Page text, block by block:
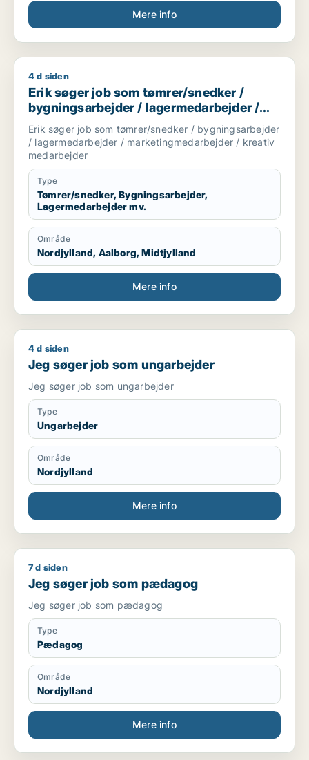
Mere info
Erik søger job som tømrer/snedker / bygningsarbejder /
4 d siden
Erik søger job som tømrer/snedker /
bygningsarbejder / lagermedarbejder /
marketingmedarbejder / kreativ
medarbejder
Erik søger job som tømrer/snedker / bygningsarbejder
/ lagermedarbejder / marketingmedarbejder / kreativ
medarbejder
Type
Tømrer/snedker, Bygningsarbejder,
Lagermedarbejder mv.
Område
Nordjylland, Aalborg, Midtjylland
Mere info
Jeg søger job som ungarbejder
4 d siden
Jeg søger job som ungarbejder
Jeg søger job som ungarbejder
Type
Ungarbejder
Område
Nordjylland
Mere info
Jeg søger job som pædagog
7 d siden
Jeg søger job som pædagog
Jeg søger job som pædagog
Type
Pædagog
Område
Nordjylland
Mere info